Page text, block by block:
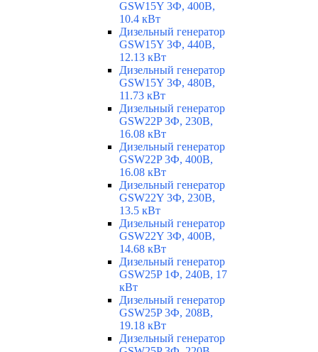
GSW15Y 3Ф, 400В,
10.4 кВт
Дизельный генератор
GSW15Y 3Ф, 440В,
12.13 кВт
Дизельный генератор
GSW15Y 3Ф, 480В,
11.73 кВт
Дизельный генератор
GSW22P 3Ф, 230В,
16.08 кВт
Дизельный генератор
GSW22P 3Ф, 400В,
16.08 кВт
Дизельный генератор
GSW22Y 3Ф, 230В,
13.5 кВт
Дизельный генератор
GSW22Y 3Ф, 400В,
14.68 кВт
Дизельный генератор
GSW25P 1Ф, 240В, 17
кВт
Дизельный генератор
GSW25P 3Ф, 208В,
19.18 кВт
Дизельный генератор